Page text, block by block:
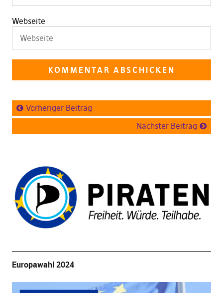
Webseite
Vorheriger Beitrag
Nächster Beitrag
Europawahl 2024